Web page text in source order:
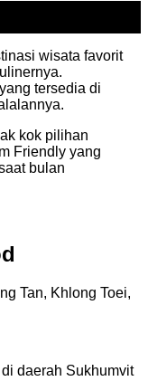
wisata favorit
tersedia di
kok pilihan
Friendly yang
bulan
Tan, Khlong Toei,
daerah Sukhumvit